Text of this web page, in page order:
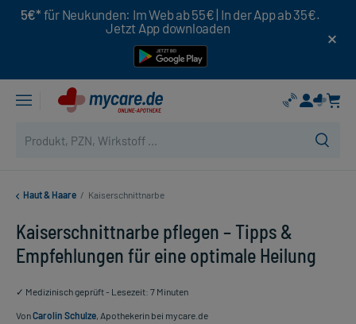
5€* für Neukunden: Im Web ab 55€ | In der App ab 35€.
Jetzt App downloaden
Haut & Haare / Kaiserschnittnarbe
Kaiserschnittnarbe pflegen – Tipps &
Empfehlungen für eine optimale Heilung
✓ Medizinisch geprüft - Lesezeit: 7 Minuten
VonCarolin Schulze, Apothekerin bei mycare.de